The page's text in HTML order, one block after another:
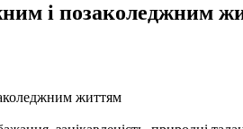
і позаколеджним